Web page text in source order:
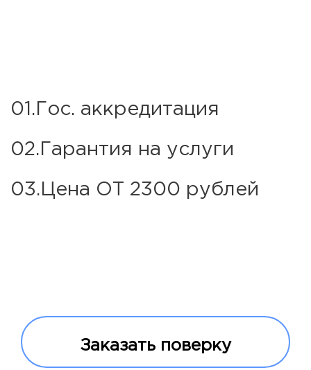
01.Гос. аккредитация
02.Гарантия на услуги
03.Цена ОТ 2300 рублей
Заказать поверку